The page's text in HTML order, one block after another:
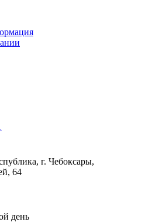
г. Чебоксары,
64
день